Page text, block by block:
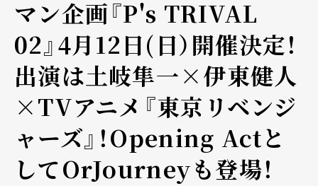
マン企画『P's TRIVAL
02』4月12日(日）開催決定！
出演は土岐隼一×伊東健人
×TVアニメ『東京リベンジ
ャーズ』！Opening Actと
してOrJourneyも登場！